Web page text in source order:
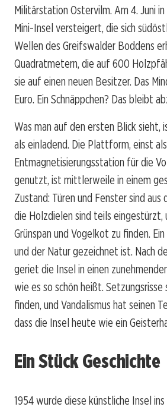
Militärstation Ostervilm. Am 4. Juni
Mini-Insel versteigert, die sich
Wellen des Greifswalder Boddens
Quadratmetern, die auf 600
sie auf einen neuen Besitzer. Das
Euro. Ein Schnäppchen? Das bleibt
Was man auf den ersten Blick sieht,
als einladend. Die Plattform, einst als
Entmagnetisierungsstation für die
genutzt, ist mittlerweile in einem
Zustand: Türen und Fenster sind aus
die Holzdielen sind teils eingestürzt,
Grünspan und Vogelkot zu finden.
und der Natur gezeichnet ist. Nach
geriet die Insel in einen
wie es so schön heißt. Setzungsrisse
finden, und Vandalismus hat seinen
dass die Insel heute wie ein
Ein Stück Geschichte
1954 wurde diese künstliche Insel